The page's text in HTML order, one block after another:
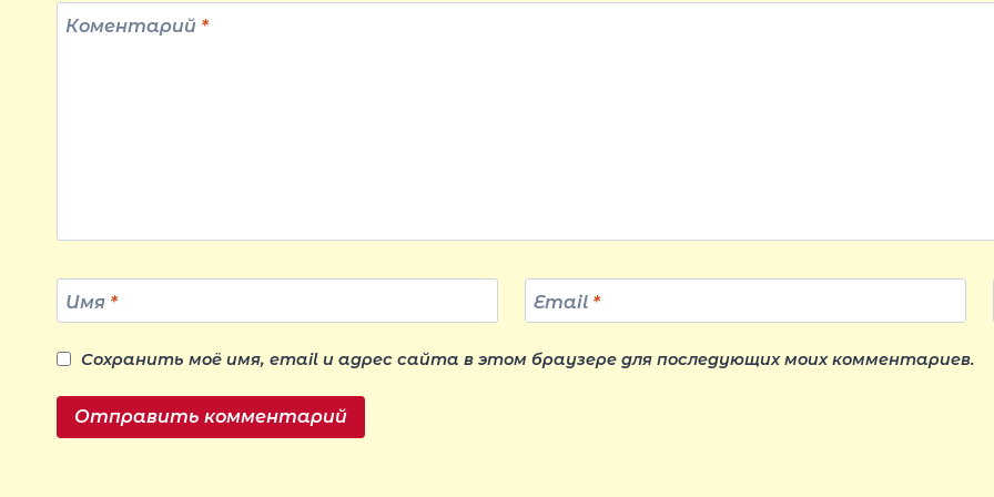
Коментарий *
Имя * Email *
Сохранить моё имя, email и адрес сайта в этом браузере для последующих моих комментариев.